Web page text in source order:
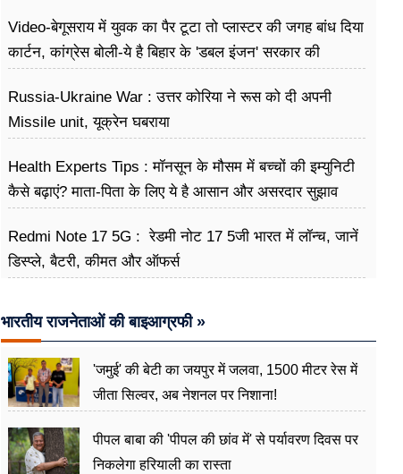
Video-बेगूसराय में युवक का पैर टूटा तो प्लास्टर की जगह बांध दिया
कार्टन, कांग्रेस बोली-ये है बिहार के 'डबल इंजन' सरकार की
Russia-Ukraine War : उत्तर कोरिया ने रूस को दी अपनी
Missile unit, यूक्रेन घबराया
Health Experts Tips : मॉनसून के मौसम में बच्चों की इम्युनिटी
कैसे बढ़ाएं? माता-पिता के लिए ये है आसान और असरदार सुझाव
Redmi Note 17 5G : रेडमी नोट 17 5जी भारत में लॉन्च, जानें
डिस्प्ले, बैटरी, कीमत और ऑफर्स
भारतीय राजनेताओं की बाइआग्रफी »
'जमुई' की बेटी का जयपुर में जलवा, 1500 मीटर रेस में
जीता सिल्वर, अब नेशनल पर निशाना!
पीपल बाबा की 'पीपल की छांव में' से पर्यावरण दिवस पर
निकलेगा हरियाली का रास्ता